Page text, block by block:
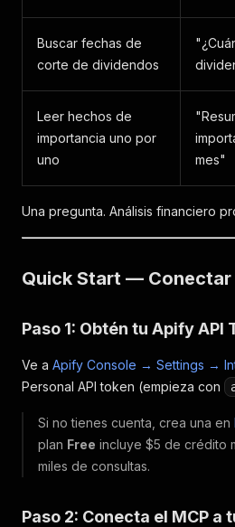
Buscar fechas de
corte de dividendos
Leer hechos de
importancia uno por
uno
mes"
Una pregunta. Análisis financiero
Quick Start — Conectar
Paso 1: Obtén tu Apify API
Ve a Apify Console → Settings →
Personal API token (empieza con
Si no tienes cuenta, crea una en
plan Free incluye $5 de crédito
miles de consultas.
Paso 2: Conecta el MCP a